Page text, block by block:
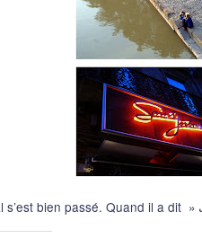
s’est bien passé. Quand il a dit »